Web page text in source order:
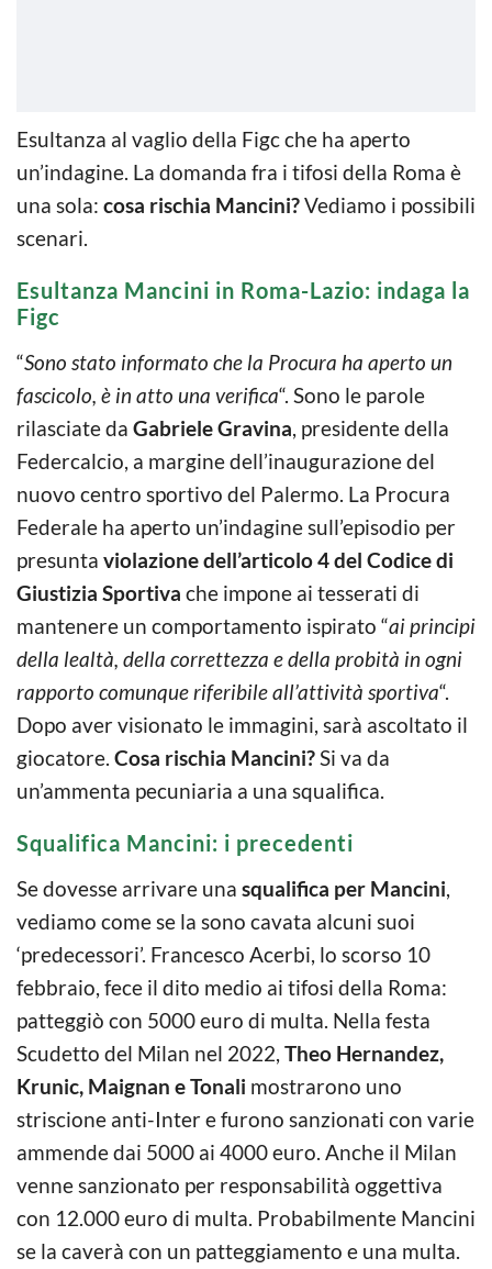
Esultanza al vaglio della Figc che ha aperto
un’indagine. La domanda fra i tifosi della Roma è
una sola: cosa rischia Mancini?Vediamo i possibili
scenari.
Esultanza Mancini in Roma-Lazio: indaga la
Figc
“Sono stato informato che la Procura ha aperto un
fascicolo, è in atto una verifica“. Sono le parole
rilasciate da Gabriele Gravina, presidente della
Federcalcio, a margine dell’inaugurazione del
nuovo centro sportivo del Palermo. La Procura
Federale ha aperto un’indagine sull’episodio per
presunta violazione dell’articolo 4 del Codice di
Giustizia Sportiva che impone ai tesserati di
mantenere un comportamento ispirato “ai principi
della lealtà, della correttezza e della probità in ogni
rapporto comunque riferibile all’attività sportiva“.
Dopo aver visionato le immagini, sarà ascoltato il
giocatore. Cosa rischia Mancini?Si va da
un’ammenta pecuniaria a una squalifica.
Squalifica Mancini: i precedenti
Se dovesse arrivare una squalifica per Mancini,
vediamo come se la sono cavata alcuni suoi
‘predecessori’. Francesco Acerbi, lo scorso 10
febbraio, fece il dito medio ai tifosi della Roma:
patteggiò con 5000 euro di multa. Nella festa
Scudetto del Milan nel 2022, Theo Hernandez,
Krunic, Maignan e Tonali mostrarono uno
striscione anti-Inter e furono sanzionati con varie
ammende dai 5000 ai 4000 euro. Anche il Milan
venne sanzionato per responsabilità oggettiva
con 12.000 euro di multa. Probabilmente Mancini
se la caverà con un patteggiamento e una multa.